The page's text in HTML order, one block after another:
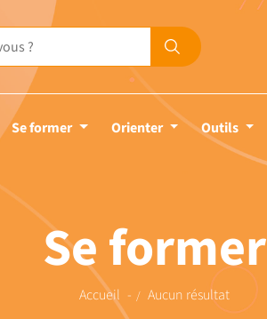
Se former Orienter Outils
Se former
Accueil Aucun résultat